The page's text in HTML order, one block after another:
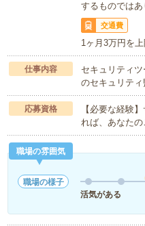
するものではあ
交通費
1ヶ月3万円を
仕事内容
セキュリティ
のセキュリテ
応募資格
【必要な経験
れば、あなた
職場の雰囲気
職場の様子
活気がある